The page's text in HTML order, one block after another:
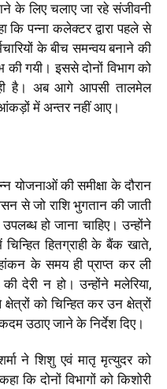
के लिए चलाए जा रहे संजीवनी
कि पन्ना कलेक्टर द्वारा पहले से
के बीच समन्वय बनाने की
गयी। इससे दोनों विभाग को
है। अब आगे आपसी तालमेल
आंकड़ों में अन्तर नहीं आए।
योजनाओं की समीक्षा के दौरान
से जो राशि भुगतान की जाती
हो जाना चाहिए। उन्होंने
हितग्राही के बैंक खाते,
के समय ही प्राप्त कर ली
देरी न हो। उन्होंने मलेरिया,
को चिन्हित कर उन क्षेत्रों
उठाए जाने के निर्देश दिए।
ने शिशु एवं मातृ मृत्युदर को
कि दोनों विभागों को किशोरी